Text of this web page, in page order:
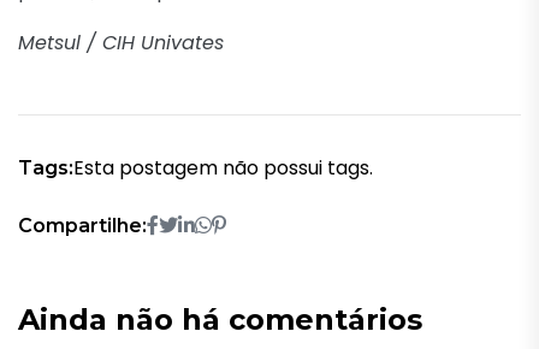
Metsul / CIH Univates
Tags:Esta postagem não possui tags.
Compartilhe:
Ainda não há comentários